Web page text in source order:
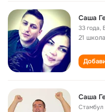
Саша
33 года,
21 школа
Саша
Стамбул